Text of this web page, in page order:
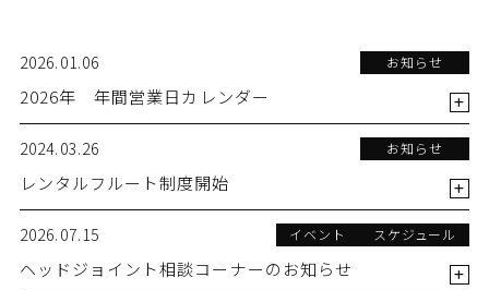
2026.01.06 お知らせ
2026年 年間営業日カレンダー
2024.03.26 お知らせ
レンタルフルート制度開始
2026.07.15 イベント スケジュール
ヘッドジョイント相談コーナーのお知らせ